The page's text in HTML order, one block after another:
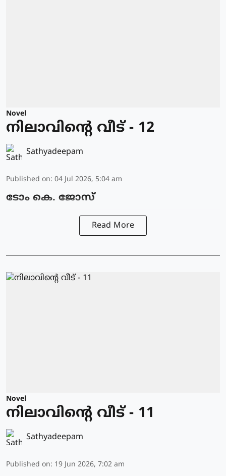
Novel
നിലാവിന്റെ വീട് - 12
Sathyadeepam
Published on: 04 Jul 2026, 5:04 am
ടോം കെ. ജോസ്
Read More
Novel
നിലാവിന്റെ വീട് - 11
Sathyadeepam
Published on: 19 Jun 2026, 7:02 am